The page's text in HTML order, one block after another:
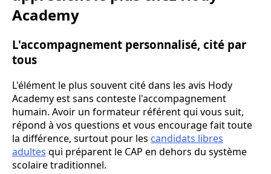
Academy
L'accompagnement personnalisé, cité par
tous
L'élément le plus souvent cité dans les avis Hody
Academy est sans conteste l'accompagnement
humain. Avoir un formateur référent qui vous suit,
répond à vos questions et vous encourage fait toute
la différence, surtout pour les candidats libres
adultes qui préparent le CAP en dehors du système
scolaire traditionnel.